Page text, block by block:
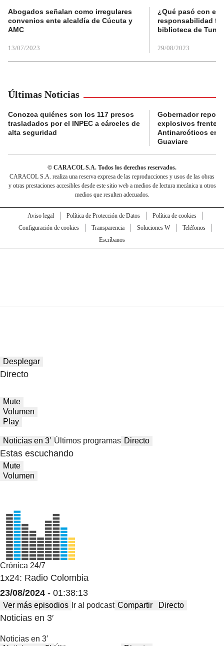
Abogados señalan como irregulares
convenios ente alcaldía de Cúcuta y
AMC
13/07/2023
¿Qué pasó con el
responsabilidad
biblioteca de
29/08/2023
Últimas Noticias
Conozca quiénes son los 117 presos
trasladados por el INPEC a cárceles de
alta seguridad
Gobernador
explosivos frente a
Antinarcóticos en
Guaviare
© CARACOL S.A. Todos los derechos reservados.
CARACOL S.A. realiza una reserva expresa de las reproducciones y usos de las obras
y otras prestaciones accesibles desde este sitio web a medios de lectura mecánica u otros
medios que resulten adecuados.
Aviso legal Política de Protección de Datos
Política de cookies
Configuración de cookies
Transparencia Soluciones W
Teléfonos
Escríbanos
Desplegar
Directo
Mute
Volumen
Play
Noticias en 3′ Últimos programas Directo
Estas escuchando
Mute
Volumen
Crónica 24/7
1x24: Radio Colombia
23/08/2024 - 01:38:13
Ver más episodios Ir al podcast Compartir Directo
Noticias en 3′
Noticias en 3′